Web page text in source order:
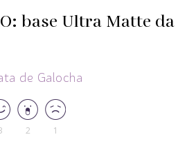
base Ultra Matte da
de Galocha
2 1